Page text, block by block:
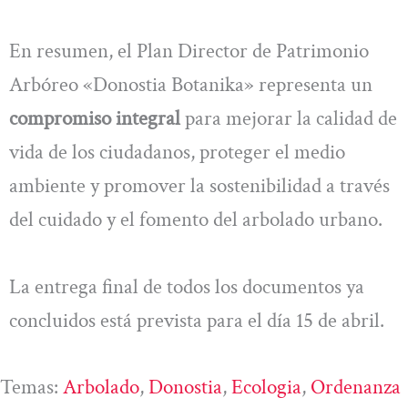
En resumen, el Plan Director de Patrimonio
Arbóreo «Donostia Botanika» representa un
compromiso integralpara mejorar la calidad de
vida de los ciudadanos, proteger el medio
ambiente y promover la sostenibilidad a través
del cuidado y el fomento del arbolado urbano.
La entrega final de todos los documentos ya
concluidos está prevista para el día 15 de abril.
Temas: Arbolado, Donostia, Ecologia, Ordenanza